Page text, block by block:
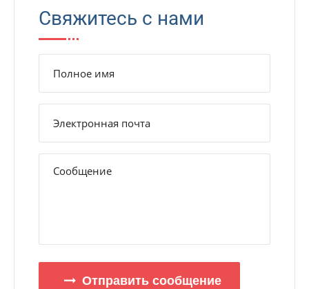
Свяжитесь с нами
Отправить сообщение